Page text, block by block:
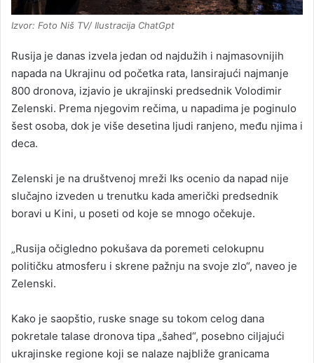
Izvor: Foto Niš TV/ Ilustracija ChatGpt
Rusija je danas izvela jedan od najdužih i najmasovnijih
napada na Ukrajinu od početka rata, lansirajući najmanje
800 dronova, izjavio je ukrajinski predsednik Volodimir
Zelenski. Prema njegovim rečima, u napadima je poginulo
šest osoba, dok je više desetina ljudi ranjeno, među njima i
deca.
Zelenski je na društvenoj mreži Iks ocenio da napad nije
slučajno izveden u trenutku kada američki predsednik
boravi u Kini, u poseti od koje se mnogo očekuje.
„Rusija očigledno pokušava da poremeti celokupnu
političku atmosferu i skrene pažnju na svoje zlo“, naveo je
Zelenski.
Kako je saopštio, ruske snage su tokom celog dana
pokretale talase dronova tipa „šahed“, posebno ciljajući
ukrajinske regione koji se nalaze najbliže granicama